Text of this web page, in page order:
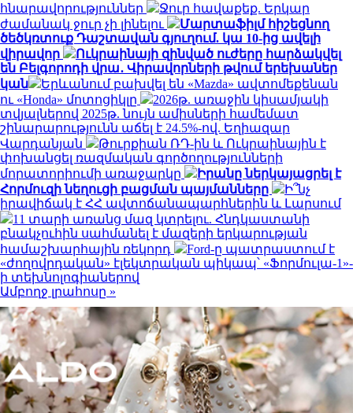
հնարավորություններ
Ջուր հավաքեք. Երկար
ժամանակ ջուր չի լինելու
Մարտաֆիլմ հիշեցնող
ծեծկռտուք Դաշտավան գյուղում. կա 10-ից ավելի
վիրավոր
Ուկրաինայի զինված ուժերը հարձակվել
են Բելգորոդի վրա․ Վիրավորների թվում երեխաներ
կան
Երևանում բախվել են «Mazda» ավտոմեքենան
ու «Honda» մոտոցիկլը
2026թ. առաջին կիսամյակի
տվյալներով 2025թ. նույն ամիսների համեմատ
շինարարությունն աճել է 24.5%-ով. Եղիազար
Վարդանյան
Թուրքիան ՌԴ-ին և Ուկրաինային է
փոխանցել ռազմական գործողությունների
մորատորիումի առաջարկը
Իրանը ներկայացրել է
Հորմուզի նեղուցի բացման պայմանները
Ի՞նչ
իրավիճակ է ՀՀ ավտոճանապարհներին և Լարսում
11 տարի առանց մազ կտրելու. Հնդկաստանի
բնակչուհին սահմանել է մազերի երկարության
համաշխարհային ռեկորդ
Ford-ը պատրաստում է
«ժողովրդական» էլեկտրական պիկապ՝ «Ֆորմուլա-1»-
ի տեխնոլոգիաներով
Ամբողջ լրահոսը »